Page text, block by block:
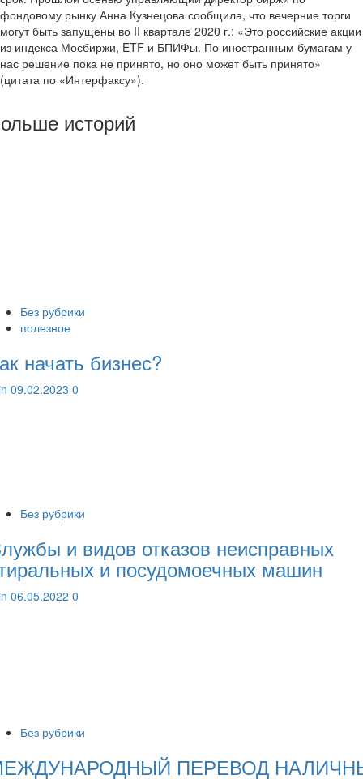
фондовому рынку Анна Кузнецова сообщила, что вечерние торги
могут быть запущены во II квартале 2020 г.: «Это российские акции
из индекса Мосбиржи, ETF и БПИФы. По иностранным бумагам у
нас решение пока не принято, но оно может быть принято»
(цитата по «Интерфаксу»).
историй
Без рубрики
полезное
начать бизнес?
09.02.2023 0
Без рубрики
и видов отказов неисправных
и посудомоечных машин
06.05.2022 0
Без рубрики
ПЕРЕВОД